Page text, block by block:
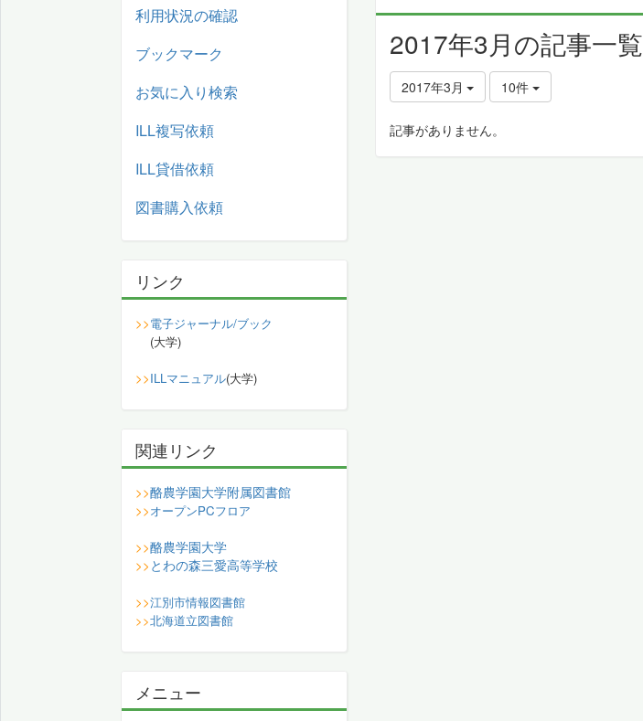
2017年3月の記事一覧
2017年3月 10件
記事がありません。
利用状況の確認
ブックマーク
お気に入り検索
ILL複写依頼
ILL貸借依頼
図書購入依頼
リンク
>>電子ジャーナル/ブック
(大学)
>>ILLマニュアル(大学)
関連リンク
>>酪農学園大学附属図書館
>>オープンPCフロア
>>酪農学園大学
>> とわの森三愛高等学校
>>江別市情報図書館
>>北海道立図書館
メニュー